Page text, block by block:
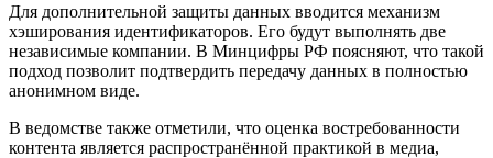
Для дополнительной защиты данных вводится механизм
хэширования идентификаторов. Его будут выполнять две
независимые компании. В Минцифры РФ поясняют, что такой
подход позволит подтвердить передачу данных в полностью
анонимном виде.
В ведомстве также отметили, что оценка востребованности
контента является распространённой практикой в медиа,